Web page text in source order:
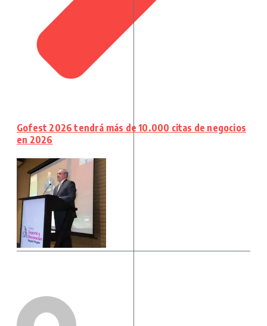
Gofest 2026 tendrá más de 10.000 citas de negocios
en 2026